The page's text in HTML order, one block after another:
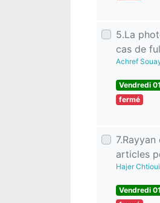
5.La
cas de
Achref
Vendredi
fermé
articles
Hajer Chtioui
Vendredi